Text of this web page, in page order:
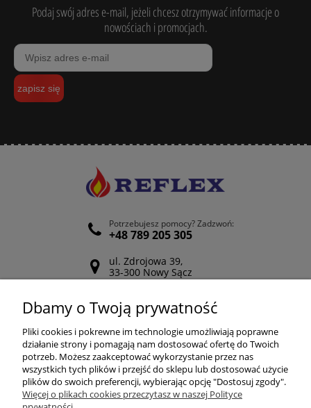
Podaj swój adres e-mail, jeżeli chcesz otrzymywać informacje o
nowościach i promocjach.
zapisz się
Potrzebujesz pomocy? Zadzwoń:
+48 789 205 305
ul. Zdrojowa 39,
33-300 Nowy Sącz
Odwiedź nasz Facebook
POMOC
ZAKUPY
Dbamy o Twoją prywatność
Pliki cookies i pokrewne im technologie umożliwiają poprawne
działanie strony i pomagają nam dostosować ofertę do Twoich
potrzeb. Możesz zaakceptować wykorzystanie przez nas
wszystkich tych plików i przejść do sklepu lub dostosować użycie
plików do swoich preferencji, wybierając opcję "Dostosuj zgody".
Więcej o plikach cookies przeczytasz w naszej Polityce